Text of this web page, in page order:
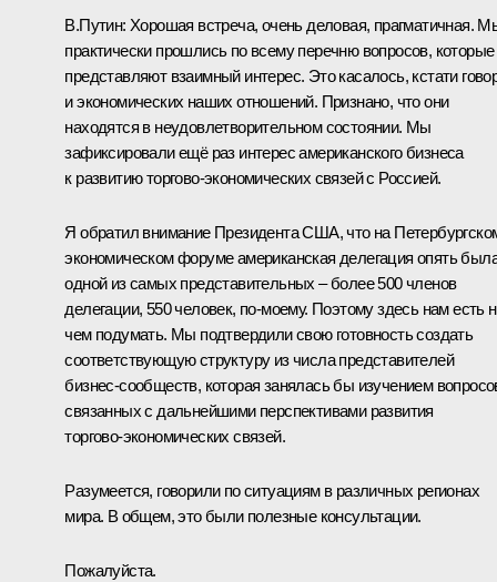
В.Путин: Хорошая встреча, очень деловая, прагматичная.
практически прошлись по всему перечню вопросов, которые
представляют взаимный интерес. Это касалось, кстати
и экономических наших отношений. Признано, что они
находятся в неудовлетворительном состоянии. Мы
зафиксировали ещё раз интерес американского бизнеса
к развитию торгово‑экономических связей с Россией.
Я обратил внимание Президента США, что на
экономическом форуме американская делегация опять
одной из самых представительных – более 500 членов
делегации, 550 человек, по‑моему. Поэтому здесь нам есть
чем подумать. Мы подтвердили свою готовность создать
соответствующую структуру из числа представителей
бизнес‑сообществ, которая занялась бы изучением
связанных с дальнейшими перспективами развития
торгово‑экономических связей.
Разумеется, говорили по ситуациям в различных регионах
мира. В общем, это были полезные консультации.
Пожалуйста.